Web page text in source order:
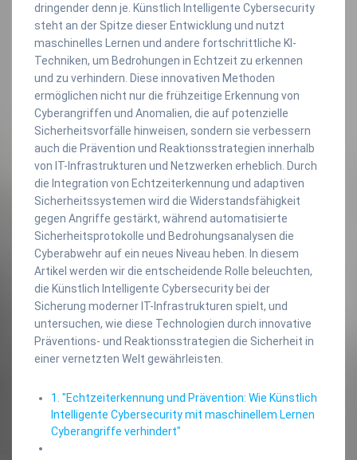
dringender denn je. Künstlich Intelligente Cybersecurity
steht an der Spitze dieser Entwicklung und nutzt
maschinelles Lernen und andere fortschrittliche KI-
Techniken, um Bedrohungen in Echtzeit zu erkennen
und zu verhindern. Diese innovativen Methoden
ermöglichen nicht nur die frühzeitige Erkennung von
Cyberangriffen und Anomalien, die auf potenzielle
Sicherheitsvorfälle hinweisen, sondern sie verbessern
auch die Prävention und Reaktionsstrategien innerhalb
von IT-Infrastrukturen und Netzwerken erheblich. Durch
die Integration von Echtzeiterkennung und adaptiven
Sicherheitssystemen wird die Widerstandsfähigkeit
gegen Angriffe gestärkt, während automatisierte
Sicherheitsprotokolle und Bedrohungsanalysen die
Cyberabwehr auf ein neues Niveau heben. In diesem
Artikel werden wir die entscheidende Rolle beleuchten,
die Künstlich Intelligente Cybersecurity bei der
Sicherung moderner IT-Infrastrukturen spielt, und
untersuchen, wie diese Technologien durch innovative
Präventions- und Reaktionsstrategien die Sicherheit in
einer vernetzten Welt gewährleisten.
1. "Echtzeiterkennung und Prävention: Wie Künstlich
Intelligente Cybersecurity mit maschinellem Lernen
Cyberangriffe verhindert"